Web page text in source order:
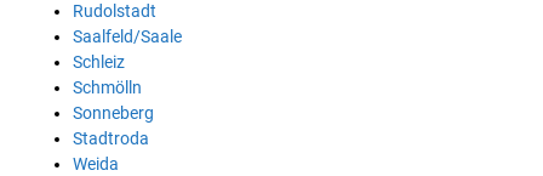
Rudolstadt
Saalfeld/Saale
Schleiz
Schmölln
Sonneberg
Stadtroda
Weida